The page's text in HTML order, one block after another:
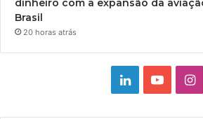
dinheiro com a expansão da
Brasil
20 horas atrás
Linkedin